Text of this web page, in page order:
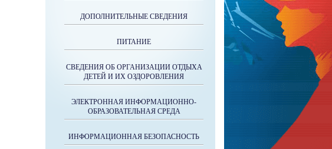
ДОПОЛНИТЕЛЬНЫЕ СВЕДЕНИЯ
ПИТАНИЕ
СВЕДЕНИЯ ОБ ОРГАНИЗАЦИИ ОТДЫХА
ДЕТЕЙ И ИХ ОЗДОРОВЛЕНИЯ
ЭЛЕКТРОННАЯ ИНФОРМАЦИОННО-
ОБРАЗОВАТЕЛЬНАЯ СРЕДА
ИНФОРМАЦИОННАЯ БЕЗОПАСНОСТЬ